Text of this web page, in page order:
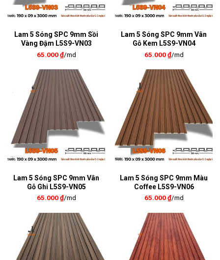
Lam 5 Sóng SPC 9mm Sồi
Vàng Đậm L5S9-VN03
65.000₫/md
Lam 5 Sóng SPC 9mm Vân
Gỗ Kem L5S9-VN04
65.000₫/md
Lam 5 Sóng SPC 9mm Vân
Gỗ Ghi L5S9-VN05
65.000₫/md
Lam 5 Sóng SPC 9mm Màu
Coffee L5S9-VN06
65.000₫/md